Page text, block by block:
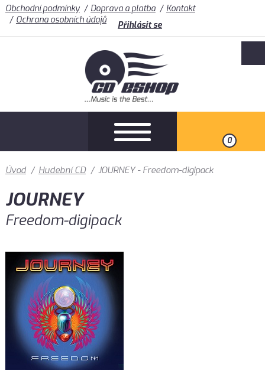
Obchodní podmínky Doprava a platba
Kontakt
Ochrana osobních údajů
Přihlásit se
0
Úvod / Hudební CD / JOURNEY - Freedom-digipack
JOURNEY
Freedom-digipack